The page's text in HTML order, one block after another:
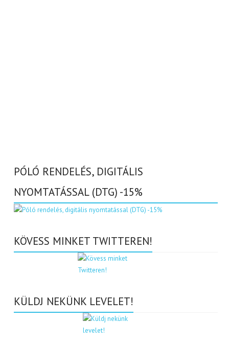
PÓLÓ RENDELÉS, DIGITÁLIS
NYOMTATÁSSAL (DTG) -15%
KÖVESS MINKET TWITTEREN!
KÜLDJ NEKÜNK LEVELET!